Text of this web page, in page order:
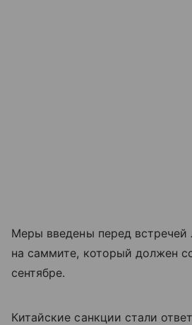
Меры введены перед встречей
на саммите, который должен
сентябре.
Китайские санкции стали